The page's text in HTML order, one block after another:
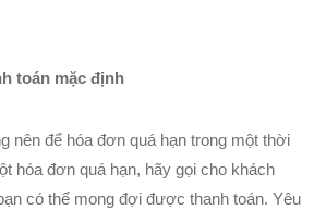
toán mặc định
nên để hóa đơn quá hạn trong một thời
hóa đơn quá hạn, hãy gọi cho khách
có thể mong đợi được thanh toán. Yêu